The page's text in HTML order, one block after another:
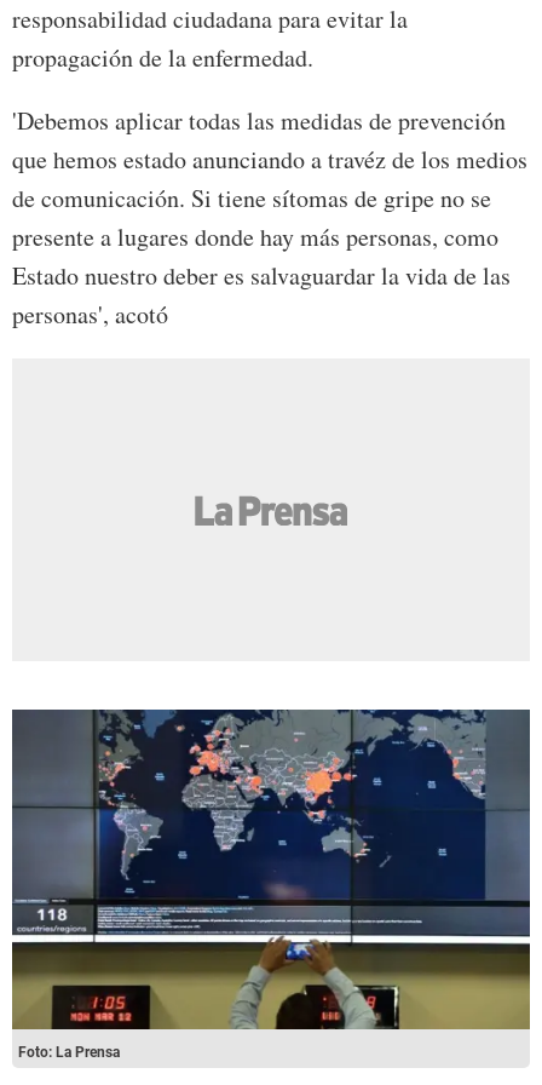
responsabilidad ciudadana para evitar la
propagación de la enfermedad.
'Debemos aplicar todas las medidas de prevención
que hemos estado anunciando a travéz de los medios
de comunicación. Si tiene sítomas de gripe no se
presente a lugares donde hay más personas, como
Estado nuestro deber es salvaguardar la vida de las
personas', acotó
Foto: La Prensa